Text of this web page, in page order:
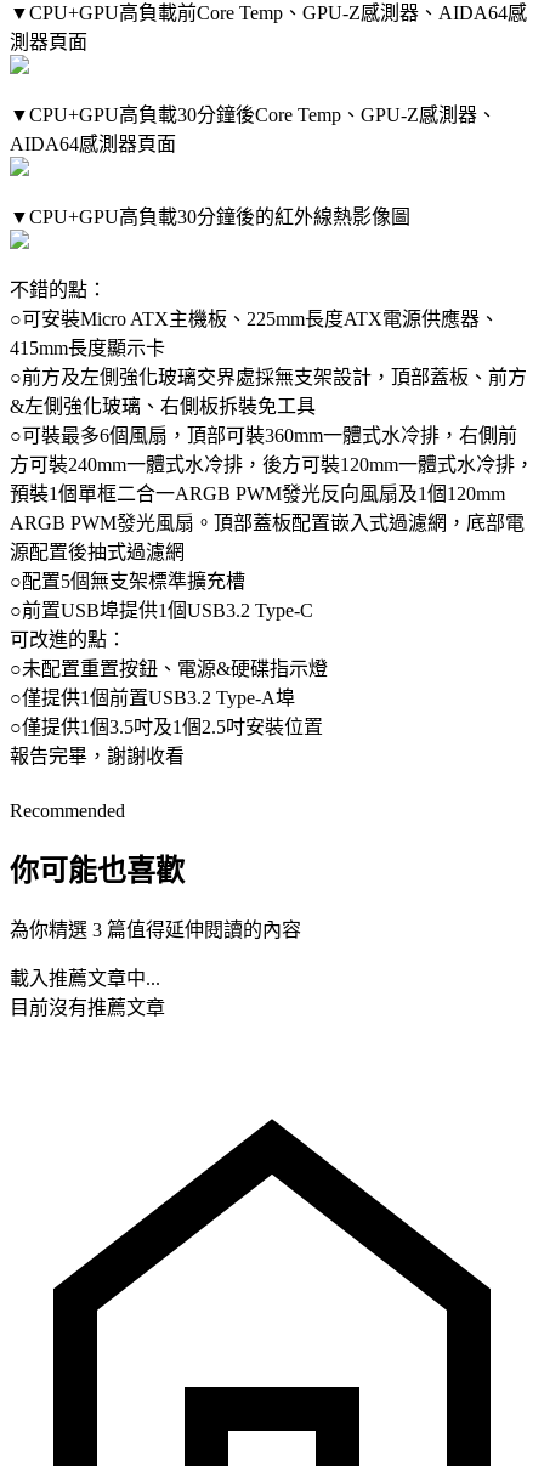
▼CPU+GPU高負載前Core Temp、GPU-Z感測器、AIDA64感
測器頁面
▼CPU+GPU高負載30分鐘後Core Temp、GPU-Z感測器、
AIDA64感測器頁面
▼CPU+GPU高負載30分鐘後的紅外線熱影像圖
不錯的點：
○可安裝Micro ATX主機板、225mm長度ATX電源供應器、
415mm長度顯示卡
○前方及左側強化玻璃交界處採無支架設計，頂部蓋板、前方
&左側強化玻璃、右側板拆裝免工具
○可裝最多6個風扇，頂部可裝360mm一體式水冷排，右側前
方可裝240mm一體式水冷排，後方可裝120mm一體式水冷排，
預裝1個單框二合一ARGB PWM發光反向風扇及1個120mm
ARGB PWM發光風扇。頂部蓋板配置嵌入式過濾網，底部電
源配置後抽式過濾網
○配置5個無支架標準擴充槽
○前置USB埠提供1個USB3.2 Type-C
可改進的點：
○未配置重置按鈕、電源&硬碟指示燈
○僅提供1個前置USB3.2 Type-A埠
○僅提供1個3.5吋及1個2.5吋安裝位置
報告完畢，謝謝收看
Recommended
你可能也喜歡
為你精選 3 篇值得延伸閱讀的內容
載入推薦文章中...
目前沒有推薦文章